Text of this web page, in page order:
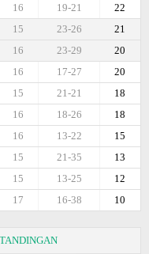
22
19-21
16
21
23-26
15
20
23-29
16
20
17-27
16
18
21-21
15
18
18-26
16
15
13-22
16
13
21-35
15
12
13-25
15
10
16-38
17